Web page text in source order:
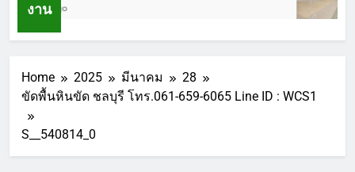
งาน
1 ปี Ago
Home 2025 มีนาคม
28
ขัดพื้นหินขัด ชลบุรี โทร.061-659-6065 Line ID : WCS1
S__540814_0